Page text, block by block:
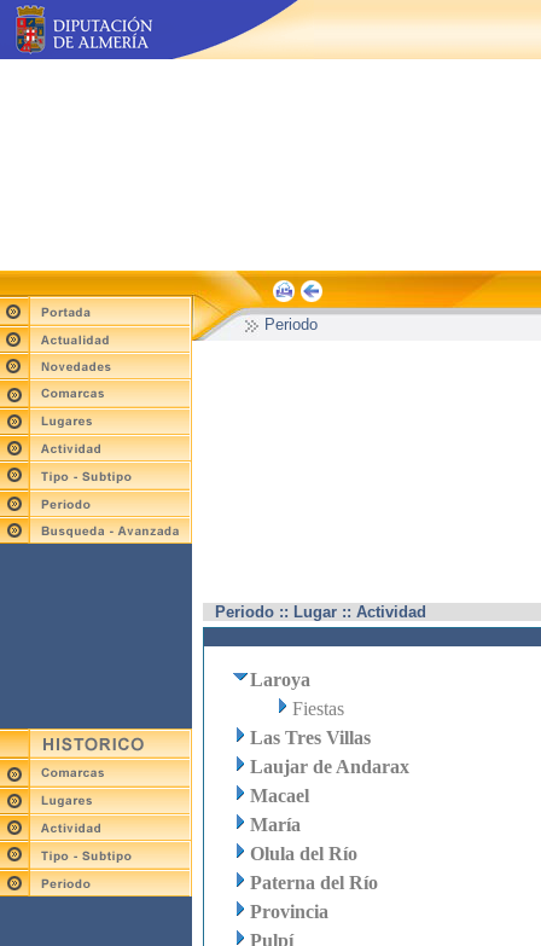
Periodo
Periodo :: Lugar :: Actividad
Laroya
Fiestas
Las Tres Villas
Laujar de Andarax
Macael
María
Olula del Río
Paterna del Río
Provincia
Pulpí